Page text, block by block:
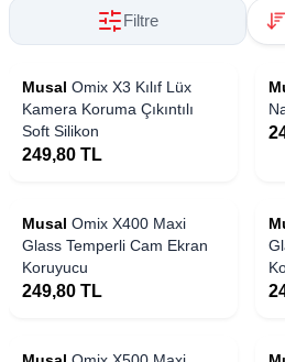
Filtre
Musal Omix X3 Kılıf Lüx
Kamera Koruma Çıkıntılı
Soft Silikon
249,80 TL
Musal Omix X400 Maxi
Glass Temperli Cam Ekran
Koruyucu
249,80 TL